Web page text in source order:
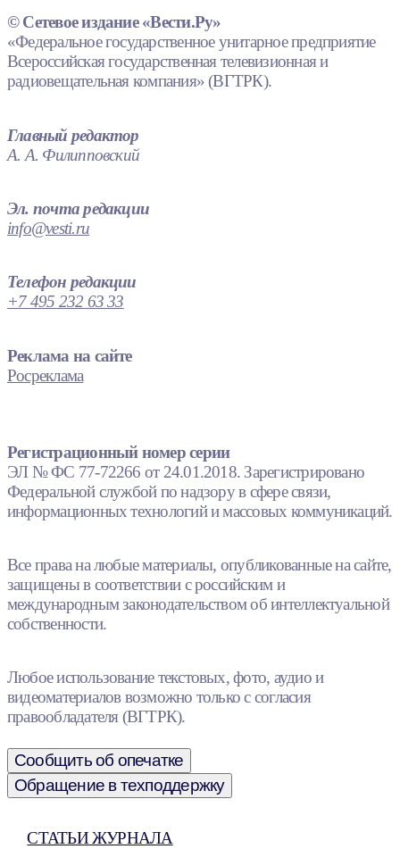
© Сетевое издание «Вести.Ру»
«Федеральное государственное унитарное предприятие
Всероссийская государственная телевизионная и
радиовещательная компания» (ВГТРК).
Главный редактор
А. А. Филипповский
Эл. почта редакции
info@vesti.ru
Телефон редакции
+7 495 232 63 33
Реклама на сайте
Росреклама
Регистрационный номер серии
ЭЛ № ФС 77-72266 от 24.01.2018. Зарегистрировано
Федеральной службой по надзору в сфере связи,
информационных технологий и массовых коммуникаций.
Все права на любые материалы, опубликованные на сайте,
защищены в соответствии с российским и
международным законодательством об интеллектуальной
собственности.
Любое использование текстовых, фото, аудио и
видеоматериалов возможно только с согласия
правообладателя (ВГТРК).
Сообщить об опечатке
Обращение в техподдержку
СТАТЬИ ЖУРНАЛА